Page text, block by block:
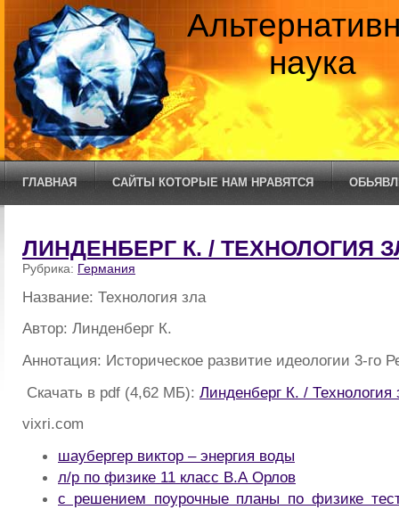
наука
ГЛАВНАЯ САЙТЫ КОТОРЫЕ НАМ НРАВЯТСЯ
ЛИНДЕНБЕРГ К. / ТЕХНОЛОГИЯ
Рубрика: Германия
Название: Технология зла
Автор: Линденберг К.
Аннотация: Историческое развитие идеологии 3-го
Скачать в pdf (4,62 МБ): Линденберг К. / Технология
vixri.com
шаубергер виктор – энергия воды
л/р по физике 11 класс В.А Орлов
с решением поурочные планы по физике